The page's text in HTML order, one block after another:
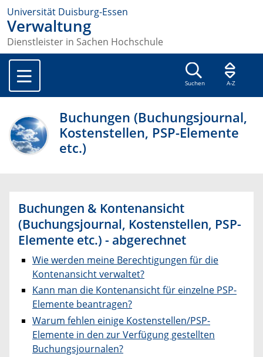
Universität Duisburg-Essen
Verwaltung
Dienstleister in Sachen Hochschule
Suchen A-Z
Buchungen (Buchungsjournal,
Kostenstellen, PSP-Elemente
etc.)
Buchungen & Kontenansicht
(Buchungsjournal, Kostenstellen, PSP-
Elemente etc.) - abgerechnet
Wie werden meine Berechtigungen für die
Kontenansicht verwaltet?
Kann man die Kontenansicht für einzelne PSP-
Elemente beantragen?
Warum fehlen einige Kostenstellen/PSP-
Elemente in den zur Verfügung gestellten
Buchungsjournalen?